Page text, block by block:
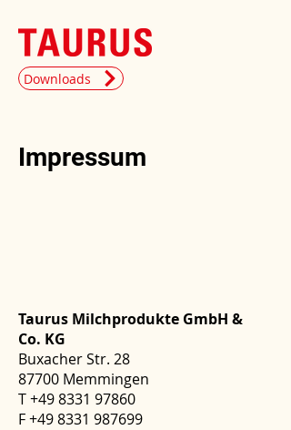
Downloads
Impressum
Taurus Milchprodukte GmbH &
Co. KG
Buxacher Str. 28
87700 Memmingen
T +49 8331 97860
F +49 8331 987699